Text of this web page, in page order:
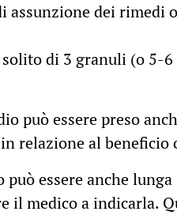
assunzione dei rimedi
di 3 granuli (o 5-6
può essere preso
relazione al beneficio
essere anche
il medico a indicarla.